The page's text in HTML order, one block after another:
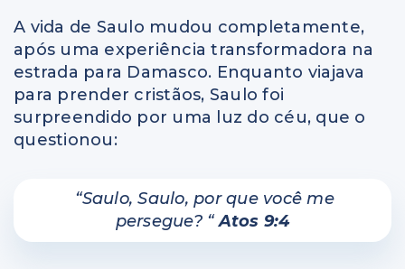
A vida de Saulo mudou completamente,
após uma experiência transformadora na
estrada para Damasco. Enquanto viajava
para prender cristãos, Saulo foi
surpreendido por uma luz do céu, que o
questionou:
“Saulo, Saulo, por que você me
persegue? “Atos 9:4